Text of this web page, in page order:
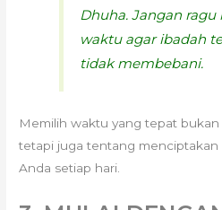
Dhuha. Jangan ragu
waktu agar ibadah
tidak membebani.
Memilih waktu yang tepat bukan
tetapi juga tentang menciptakan
Anda setiap hari.